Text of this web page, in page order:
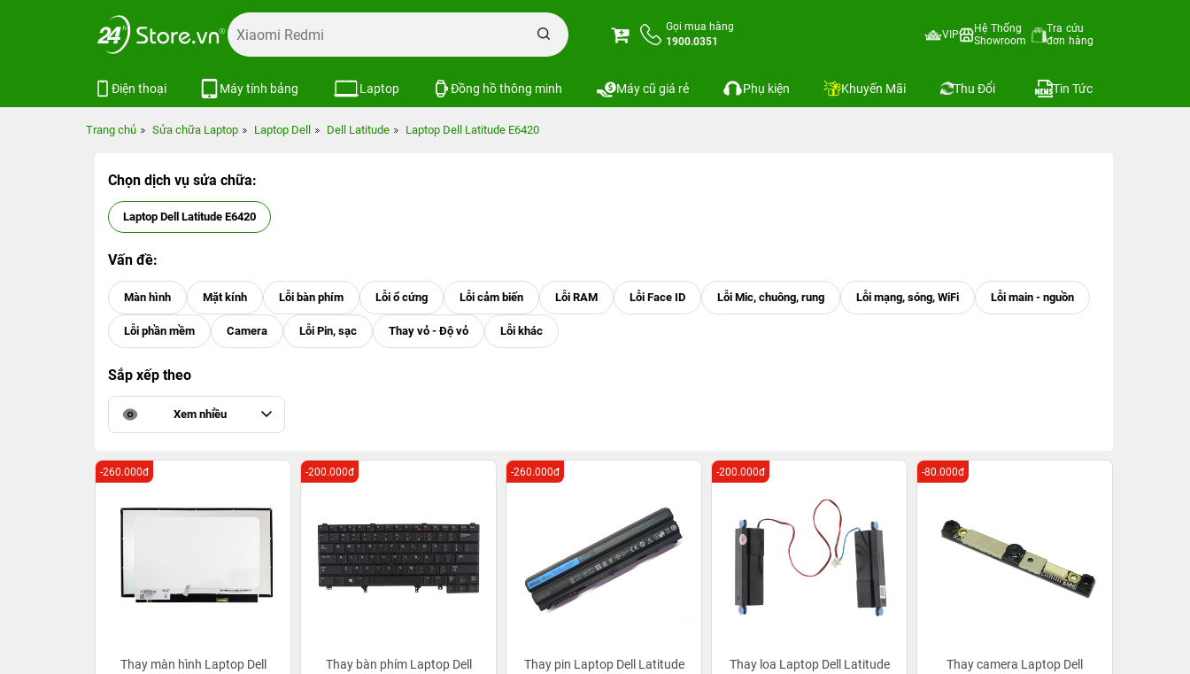
Gọi mua hàng
1900.0351
VIP
Hệ Thống
Showroom
Tra cứu
đơn hàng
Điện thoại Máy tính bảng Laptop Đồng hồ thông minh Máy cũ giá rẻ Phụ kiện Khuyến Mãi Thu Đổi Tin Tức
Trang chủ Sửa chữa Laptop Laptop Dell Dell Latitude Laptop Dell Latitude E6420
Chọn dịch vụ sửa chữa:
Laptop Dell Latitude E6420
Vấn đề:
Sắp xếp theo
Xem nhiều
Thay màn hình Laptop Dell
-260.000đ
Thay bàn phím Laptop Dell
-200.000đ
Thay pin Laptop Dell Latitude
-260.000đ
Thay loa Laptop Dell Latitude
-200.000đ
Thay camera Laptop Dell
-80.000đ